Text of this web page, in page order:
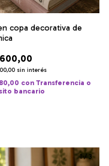
copa decorativa de
sin interés
con Transferencia o
bancario
1/3